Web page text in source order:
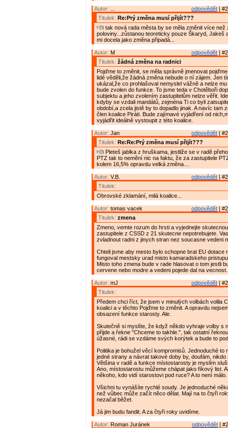
odpovědět |
Autor:
Titulek: Re:Prý změna musí přijít???
tak nová rada města by se měla změnit více než
poloviny...zůstanou teoreticky pouze Škaryd, Jakeš
mi docela jako změna připadá...
odpovědět |
Autor: M
Titulek: žádná změna na radnici
Pojďme to změnit, se měla správně jmenovat
lidé věděli,že žádná změna nebude o ní zájem. Jen
ukázal,že co prohlašoval nemyslel vážně a nelze
bude zvolen do funkce. To jsme teda v Chotěboři
subjektu a jeho zvolením zastupitelům nelze věřit.
kdyby se vzdali mandátů, zejména Ti co byli
období,a zcela jistě by to dopadlo jinak. A navíc tam
člen koalice Piráti. Bude zajímavé vyjádření od
vyjádřit ideálně vystoupit z této koalice.
odpovědět |
Autor: Jan
Titulek: Re:Re:Prý změna musí přijít???
Pleteš jablka z hruškama, jestliže se v radě
PTZ tak to nemění nic na faktu, že za zastupitele
kolem 16,5% opravdu velká změna....
odpovědět |
Autor: V.B.
Titulek:
Obrovské zklamání, milá koalice...
odpovědět |
Autor: tomas vacek
Titulek: zmena
Zmeno, vemte rozum do hrsti a vyjednejte
zastupitele z CSSD z 21 skutecne nepotrebujete.
zvladnout radni z jinych stran nez soucasne vedeni
Chteli jsme aby mesto bylo schopne brat EU dotace
fungoval mestsky urad misto kamaradskeho
Misto toho zmena bude v rade hlasovat o tom jestli
cervene nebo modre a vedeni pojede dal na vecnost.
odpovědět |
Autor: mJ
Titulek:
Předem chci říct, že jsem v minulých volbách volila
koalici a v těchto Pojďme to změnit. A opravdu
obsazení funkce starosty. Ale.
Skutečně si myslíte, že když někdo vyhraje volby s
přijde a řekne "Chceme to takhle.", tak ostatní
úžasné, rádi se vzdáme svých korýtek a bude to
Politika je bohužel věcí kompromisů. Jednoduché to
jedné strany a návrat takové doby by, doufám, nikdo
Většina v radě a funkce místostarosty je myslím
Ano, místostarostu můžeme chápat jako fíkový list.
někoho, kdo vidí starostovi pod ruce? A to není málo.
Všichni tu vynášíte rychlé soudy. Je jednoduché
než vůbec může začít něco dělat. Mají na to čtyři
nezačal běžet.
Já jim budu fandit. A za čtyři roky uvidíme.
odpovědět |
Autor: Roman Juránek